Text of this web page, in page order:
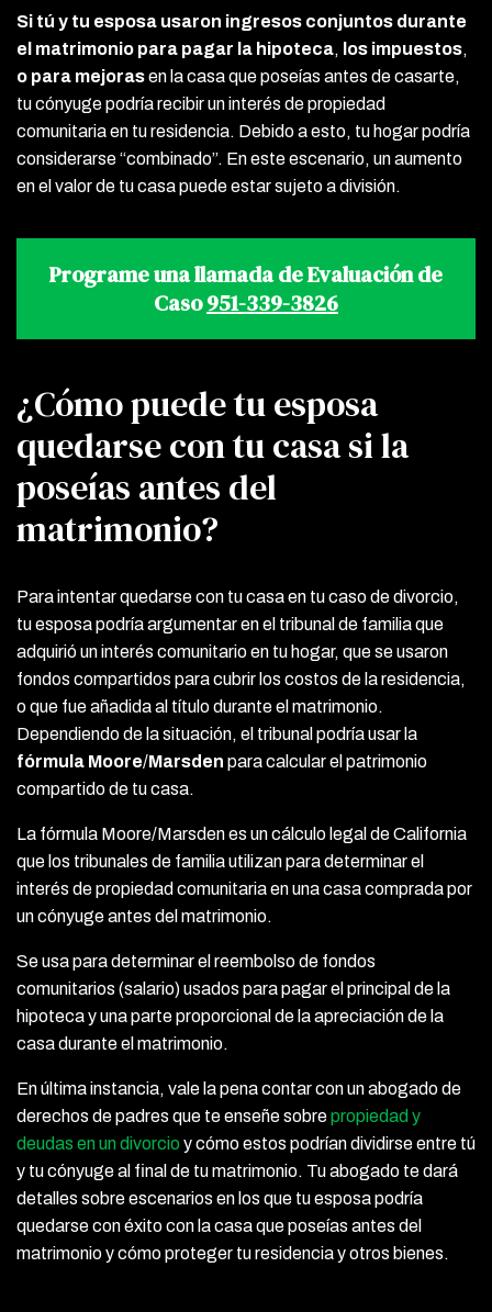
Si tú y tu esposa usaron ingresos conjuntos durante
el matrimonio para pagar la hipoteca, los impuestos,
o para mejorasen la casa que poseías antes de casarte,
tu cónyuge podría recibir un interés de propiedad
comunitaria en tu residencia. Debido a esto, tu hogar podría
considerarse “combinado”. En este escenario, un aumento
en el valor de tu casa puede estar sujeto a división.
Programe una llamada de Evaluación de
Caso951-339-3826
¿Cómo puede tu esposa
quedarse con tu casa si la
poseías antes del
matrimonio?
Para intentar quedarse con tu casa en tu caso de divorcio,
tu esposa podría argumentar en el tribunal de familia que
adquirió un interés comunitario en tu hogar, que se usaron
fondos compartidos para cubrir los costos de la residencia,
o que fue añadida al título durante el matrimonio.
Dependiendo de la situación, el tribunal podría usar la
fórmula Moore/Marsden para calcular el patrimonio
compartido de tu casa.
La fórmula Moore/Marsden es un cálculo legal de California
que los tribunales de familia utilizan para determinar el
interés de propiedad comunitaria en una casa comprada por
un cónyuge antes del matrimonio.
Se usa para determinar el reembolso de fondos
comunitarios (salario) usados para pagar el principal de la
hipoteca y una parte proporcional de la apreciación de la
casa durante el matrimonio.
En última instancia, vale la pena contar con un abogado de
derechos de padres que te enseñe sobrepropiedad y
deudas en un divorcio y cómo estos podrían dividirse entre tú
y tu cónyuge al final de tu matrimonio. Tu abogado te dará
detalles sobre escenarios en los que tu esposa podría
quedarse con éxito con la casa que poseías antes del
matrimonio y cómo proteger tu residencia y otros bienes.